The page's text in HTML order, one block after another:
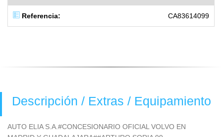
Referencia: CA83614099
Descripción / Extras / Equipamiento
AUTO ELIA S.A.#CONCESIONARIO OFICIAL VOLVO EN